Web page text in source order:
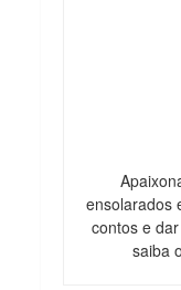
ensolarados
contos e
saiba